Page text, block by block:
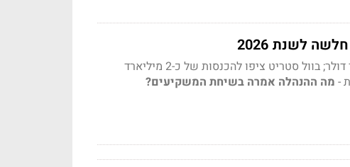
החברה צופה הכנסות של בין 1.90 ל-1.98 מיליארד דולר; בוול סטריט ציפו להכנסות של כ-2 מיליארד
- מה ההנהלה אמרה בשיחת המשקיעים?